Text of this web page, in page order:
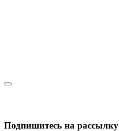
Подпишитесь на рассылку